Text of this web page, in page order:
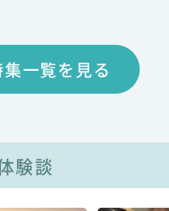
一覧を見る
験談